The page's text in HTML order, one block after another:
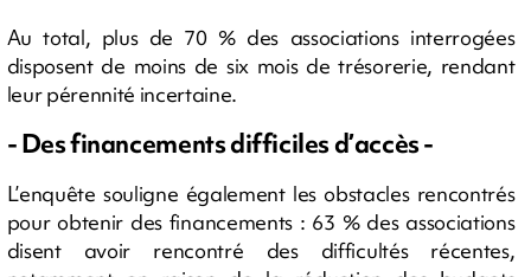
Au total, plus de 70 % des associations interrogées
disposent de moins de six mois de trésorerie, rendant
leur pérennité incertaine.
- Des financements difficiles d’accès -
L’enquête souligne également les obstacles rencontrés
pour obtenir des financements : 63 % des associations
disent avoir rencontré des difficultés récentes,